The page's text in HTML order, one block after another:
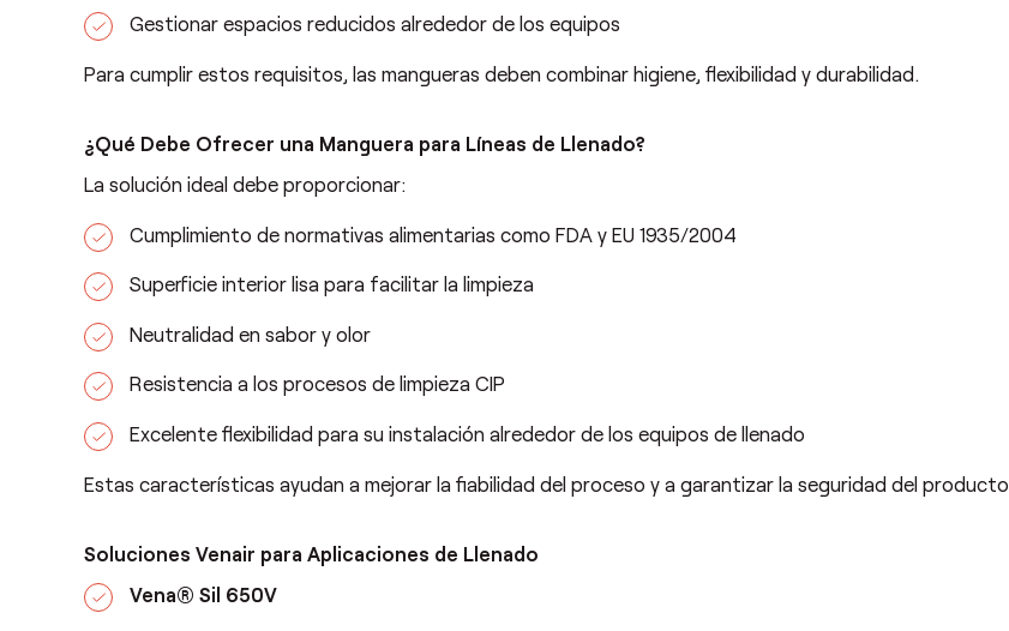
Gestionar espacios reducidos alrededor de los equipos
Para cumplir estos requisitos, las mangueras deben combinar higiene, flexibilidad y durabilidad.
¿Qué Debe Ofrecer una Manguera para Líneas de Llenado?
La solución ideal debe proporcionar:
Cumplimiento de normativas alimentarias como FDA y EU 1935/2004
Superficie interior lisa para facilitar la limpieza
Neutralidad en sabor y olor
Resistencia a los procesos de limpieza CIP
Excelente flexibilidad para su instalación alrededor de los equipos de llenado
Estas características ayudan a mejorar la fiabilidad del proceso y a garantizar la seguridad del producto.
Soluciones Venair para Aplicaciones de Llenado
Vena® Sil 650V